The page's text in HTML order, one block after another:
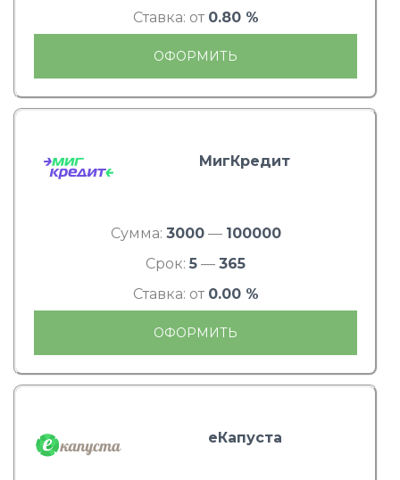
Ставка: от 0.80 %
ОФОРМИТЬ
МигКредит
Сумма: 3000— 100000
Срок: 5 — 365
Ставка: от 0.00 %
ОФОРМИТЬ
еКапуста